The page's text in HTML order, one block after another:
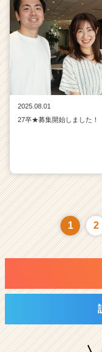
2025.08.01
27卒★募集開始しました！
1 2